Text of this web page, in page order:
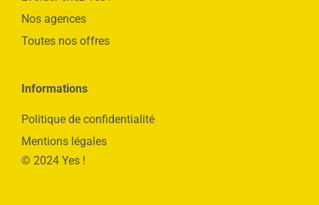
Nos agences
Toutes nos offres
Informations
Politique de confidentialité
Mentions légales
© 2024 Yes !